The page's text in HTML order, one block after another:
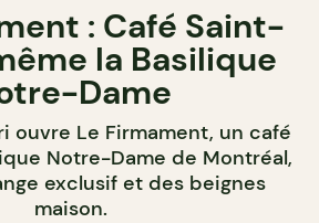
: Café Saint-
la Basilique
Dame
ouvre Le Firmament, un café
Notre-Dame de Montréal,
exclusif et des beignes
maison.